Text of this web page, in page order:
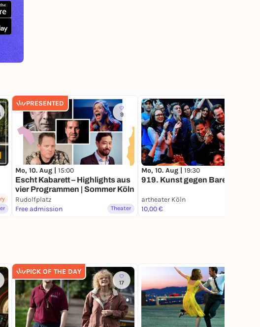
PRESENTED
9
Mo, 10. Aug | 15:00
Escht Kabarett – Highlights aus
vier Programmen | Sommer Köln
Rudolfplatz
Free admission
Theater
Mo, 10. Aug | 19:30
919. Kunst gegen Bares
artheater Köln
10,00 €
PICK OF THE DAY
17